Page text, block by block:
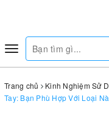
Toggle
navigation
Trang chủ Kinh Nghiệm Sử
Tay: Bạn Phù Hợp Với Loại